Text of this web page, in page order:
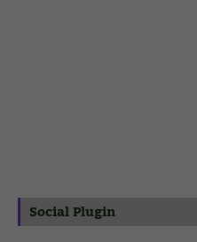
Social Plugin